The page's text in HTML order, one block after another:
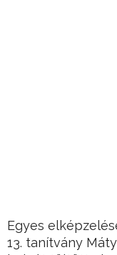
Egyes
13. tanítvány